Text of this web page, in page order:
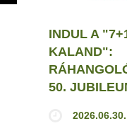
INDUL A
KALAND":
50.